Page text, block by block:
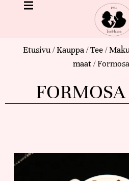
Etusivu/Kauppa/Tee/
maat /